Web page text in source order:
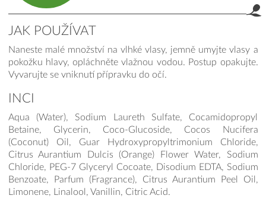
JAK POUŽÍVAT
Naneste malé množství na vlhké vlasy, jemně umyjte vlasy a
pokožku hlavy, opláchněte vlažnou vodou. Postup opakujte.
Vyvarujte se vniknutí přípravku do očí.
INCI
Aqua (Water), Sodium Laureth Sulfate, Cocamidopropyl
Betaine, Glycerin, Coco-Glucoside, Cocos Nucifera
(Coconut) Oil, Guar Hydroxypropyltrimonium Chloride,
Citrus Aurantium Dulcis (Orange) Flower Water, Sodium
Chloride, PEG-7 Glyceryl Cocoate, Disodium EDTA, Sodium
Benzoate, Parfum (Fragrance), Citrus Aurantium Peel Oil,
Limonene, Linalool, Vanillin, Citric Acid.